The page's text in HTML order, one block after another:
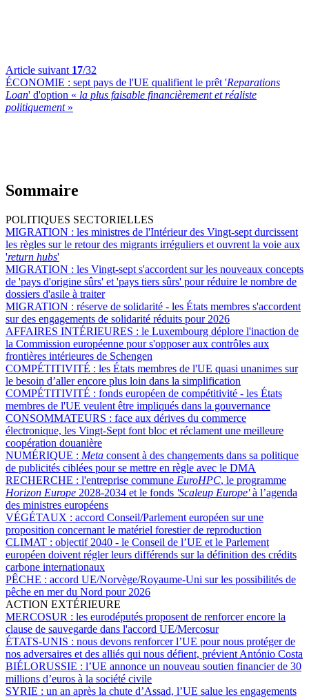
Article suivant 17/32
ÉCONOMIE : sept pays de l'UE qualifient le prêt 'Reparations
Loan' d'option « la plus faisable financièrement et réaliste
politiquement »
Sommaire
POLITIQUES SECTORIELLES
MIGRATION : les ministres de l'Intérieur des Vingt-sept durcissent
les règles sur le retour des migrants irréguliers et ouvrent la voie aux
'return hubs'
MIGRATION : les Vingt-sept s'accordent sur les nouveaux concepts
de 'pays d'origine sûrs' et 'pays tiers sûrs' pour réduire le nombre de
dossiers d'asile à traiter
MIGRATION : réserve de solidarité - les États membres s'accordent
sur des engagements de solidarité réduits pour 2026
AFFAIRES INTÉRIEURES : le Luxembourg déplore l'inaction de
la Commission européenne pour s'opposer aux contrôles aux
frontières intérieures de Schengen
COMPÉTITIVITÉ : les États membres de l'UE quasi unanimes sur
le besoin d’aller encore plus loin dans la simplification
COMPÉTITIVITÉ : fonds européen de compétitivité - les États
membres de l'UE veulent être impliqués dans la gouvernance
CONSOMMATEURS : face aux dérives du commerce
électronique, les Vingt-Sept font bloc et réclament une meilleure
coopération douanière
NUMÉRIQUE : Meta consent à des changements dans sa politique
de publicités ciblées pour se mettre en règle avec le DMA
RECHERCHE : l'entreprise commune EuroHPC, le programme
Horizon Europe 2028-2034 et le fonds 'Scaleup Europe'à l’agenda
des ministres européens
VÉGÉTAUX : accord Conseil/Parlement européen sur une
proposition concernant le matériel forestier de reproduction
CLIMAT : objectif 2040 - le Conseil de l’UE et le Parlement
européen doivent régler leurs différends sur la définition des crédits
carbone internationaux
PÊCHE : accord UE/Norvège/Royaume-Uni sur les possibilités de
pêche en mer du Nord pour 2026
ACTION EXTÉRIEURE
MERCOSUR : les eurodéputés proposent de renforcer encore la
clause de sauvegarde dans l'accord UE/Mercosur
ÉTATS-UNIS : nous devons renforcer l’UE pour nous protéger de
nos adversaires et des alliés qui nous défient, prévient António Costa
BIÉLORUSSIE : l’UE annonce un nouveau soutien financier de 30
millions d’euros à la société civile
SYRIE : un an après la chute d’Assad, l’UE salue les engagements